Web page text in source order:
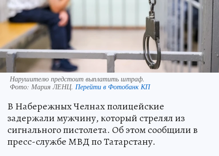
Нарушителю предстоит выплатить штраф.
Фото: Мария ЛЕНЦ. Перейти в Фотобанк КП
В Набережных Челнах полицейские
задержали мужчину, который стрелял из
сигнального пистолета. Об этом сообщили в
пресс-службе МВД по Татарстану.